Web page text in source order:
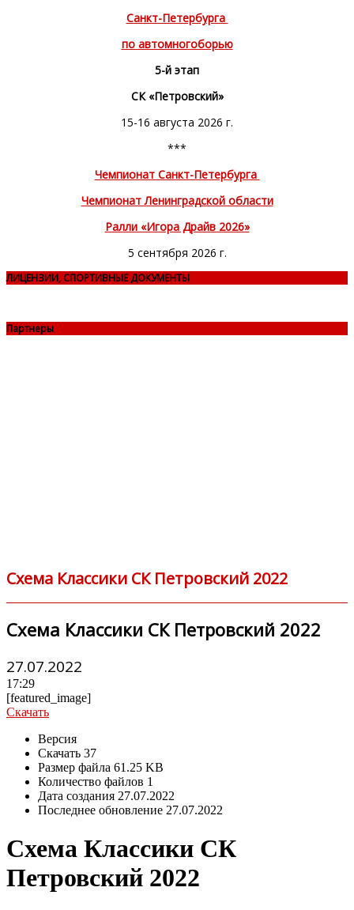
Санкт-Петербурга
по автомногоборью
5-й этап
СК «Петровский»
15-16 августа 2026 г.
***
Чемпионат Санкт-Петербурга
Чемпионат Ленинградской области
Ралли «Игора Драйв 2026»
5 сентября 2026 г.
ЛИЦЕНЗИИ, СПОРТИВНЫЕ ДОКУМЕНТЫ
Партнеры
Схема Классики СК Петровский 2022
Схема Классики СК Петровский 2022
27.07.2022
17:29
[featured_image]
Скачать
Версия
Скачать 37
Размер файла 61.25 KB
Количество файлов 1
Дата создания 27.07.2022
Последнее обновление 27.07.2022
Схема Классики СК
Петровский 2022